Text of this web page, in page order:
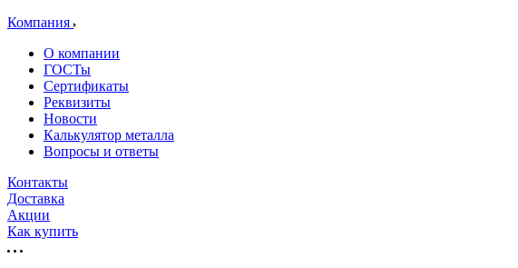
Компания
О компании
ГОСТы
Сертификаты
Реквизиты
Новости
Калькулятор металла
Вопросы и ответы
Контакты
Доставка
Акции
Как купить